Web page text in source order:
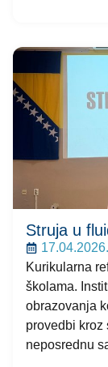
Struja u
17.04.2026.
Kurikularna
školama.
obrazovanja
provedbi kroz
neposrednu